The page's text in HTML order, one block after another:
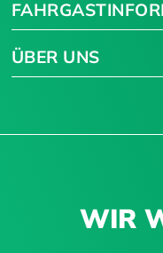
ÜBER UNS
WIR